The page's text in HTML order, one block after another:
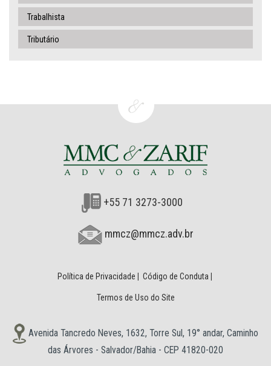
Trabalhista
Tributário
+55 71 3273-3000
mmcz@mmcz.adv.br
Política de Privacidade Código de Conduta
Termos de Uso do Site
Avenida Tancredo Neves, 1632, Torre Sul, 19° andar, Caminho
das Árvores - Salvador/Bahia - CEP 41820-020